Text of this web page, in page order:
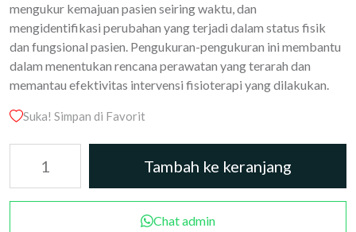
mengukur kemajuan pasien seiring waktu, dan
mengidentifikasi perubahan yang terjadi dalam status fisik
dan fungsional pasien. Pengukuran-pengukuran ini membantu
dalam menentukan rencana perawatan yang terarah dan
memantau efektivitas intervensi fisioterapi yang dilakukan.
Suka! Simpan di Favorit
Pengukuran
Fisioterapi
Tambah ke keranjang
Chat admin